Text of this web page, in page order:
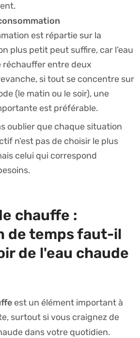
est répartie sur la
plus petit peut suffire, car l’eau
réchauffer entre deux
si tout se concentre sur
(le matin ou le soir), une
est préférable.
oublier que chaque situation
n’est pas de choisir le plus
celui qui correspond
chauffe :
de temps faut-il
de l'eau chaude
est un élément important à
surtout si vous craignez de
dans votre quotidien.